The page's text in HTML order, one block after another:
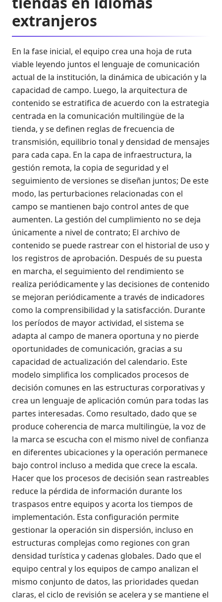
extranjeros
En la fase inicial, el equipo crea una hoja de ruta
viable leyendo juntos el lenguaje de comunicación
actual de la institución, la dinámica de ubicación y la
capacidad de campo. Luego, la arquitectura de
contenido se estratifica de acuerdo con la estrategia
centrada en la comunicación multilingüe de la
tienda, y se definen reglas de frecuencia de
transmisión, equilibrio tonal y densidad de mensajes
para cada capa. En la capa de infraestructura, la
gestión remota, la copia de seguridad y el
seguimiento de versiones se diseñan juntos; De este
modo, las perturbaciones relacionadas con el
campo se mantienen bajo control antes de que
aumenten. La gestión del cumplimiento no se deja
únicamente a nivel de contrato; El archivo de
contenido se puede rastrear con el historial de uso y
los registros de aprobación. Después de su puesta
en marcha, el seguimiento del rendimiento se
realiza periódicamente y las decisiones de contenido
se mejoran periódicamente a través de indicadores
como la comprensibilidad y la satisfacción. Durante
los períodos de mayor actividad, el sistema se
adapta al campo de manera oportuna y no pierde
oportunidades de comunicación, gracias a su
capacidad de actualización del calendario. Este
modelo simplifica los complicados procesos de
decisión comunes en las estructuras corporativas y
crea un lenguaje de aplicación común para todas las
partes interesadas. Como resultado, dado que se
produce coherencia de marca multilingüe, la voz de
la marca se escucha con el mismo nivel de confianza
en diferentes ubicaciones y la operación permanece
bajo control incluso a medida que crece la escala.
Hacer que los procesos de decisión sean rastreables
reduce la pérdida de información durante los
traspasos entre equipos y acorta los tiempos de
implementación. Esta configuración permite
gestionar la operación sin dispersión, incluso en
estructuras complejas como regiones con gran
densidad turística y cadenas globales. Dado que el
equipo central y los equipos de campo analizan el
mismo conjunto de datos, las prioridades quedan
claras, el ciclo de revisión se acelera y se mantiene el